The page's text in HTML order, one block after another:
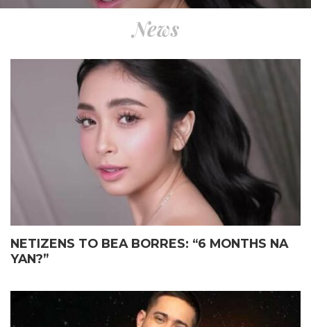
News
NETIZENS TO BEA BORRES: “6 MONTHS NA
YAN?”